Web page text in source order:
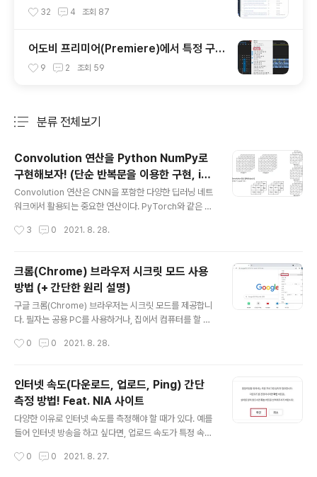
t. Overleaf
32 4 조회 87
어도비 프리미어(Premiere)에서 특정 구간
(범위)만 내보내기(출력)하는 방법
9 2 조회 59
분류 전체보기
Convolution 연산을 Python NumPy로
구현해보자! (단순 반복문을 이용한 구현, im
2col을 이용한 구현)
Convolution 연산은 CNN을 포함한 다양한 딥러닝 네트
워크에서 활용되는 중요한 연산이다. PyTorch와 같은 딥
제공하고 있다. 이러한 Convolution 연산에 대해 더욱 자
산을 Python NumPy만을 이용해 구현해보도록 하겠다.
예를 들어 입력 차원이 (배치 크기, 채널 크기, 높이, 너비)
= (2, 3, 5, 5)인 예시를 확인해 보자. 이때 3 X 3짜리 커
널을 3개 사용하여 stride = 2, padding = 0 설정으로
Convolution 연산을 수행하면 그 결과는 다음과 같다. 수
_h, o..
3 0 2021. 8. 28.
크롬(Chrome) 브라우저 시크릿 모드 사용
방법 (+ 간단한 원리 설명)
구글 크롬(Chrome) 브라우저는 시크릿 모드를 제공합니
다. 필자는 공용 PC를 사용하거나, 집에서 컴퓨터를 할 때
드를 사용합니다. 시크릿 모드는 크롬(Chrome) 브라우저
드가 실행되면 다음과 같은 화면이 등장합니다. 스크릿 모
드를 이용하면 방문 기록, 쿠키 및 사이트 데이터, 양식에
입력한 정보가 저장되지 않습니다. 다시 말해 이러한 정보
가 현재 사용하고 있는 기기(컴퓨터)에 저장되지 않습니다.
가 어디에 접속했는지 알 수 없는 것입니다. (참고로 일반적
0 0 2021. 8. 28.
인터넷 속도(다운로드, 업로드, Ping) 간단
측정 방법! Feat. NIA 사이트
다양한 이유로 인터넷 속도를 측정해야 할 때가 있다. 예를
들어 인터넷 방송을 하고 싶다면, 업로드 속도가 특정 속도
는 방법에 대해 알고 있으면 좋다. 이때 간단하게 사용할 수
0 0 2021. 8. 27.